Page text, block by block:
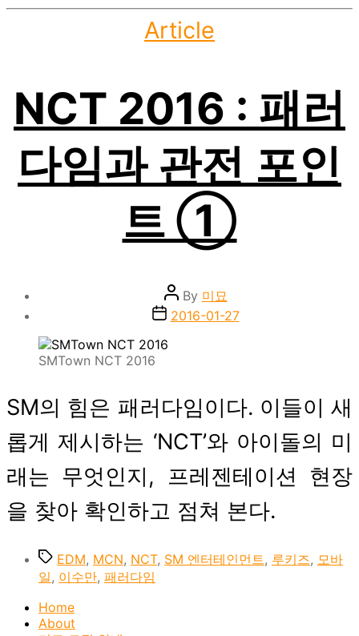
Categories
Article
NCT 2016 : 패러
다임과 관전 포인
트 ①
Post
author
By 미묘
Post2016-01-27
SMTown NCT 2016
SM의 힘은 패러다임이다. 이들이 새
롭게 제시하는 ‘NCT’와 아이돌의 미
래는 무엇인지, 프레젠테이션 현장
을 찾아 확인하고 점쳐 본다.
TagsEDM, MCN, NCT, SM 엔터테인먼트, 루키즈, 모바
일, 이수만, 패러다임
Home
About